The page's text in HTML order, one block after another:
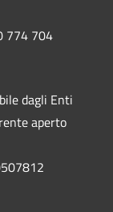
774 704
dagli Enti
aperto